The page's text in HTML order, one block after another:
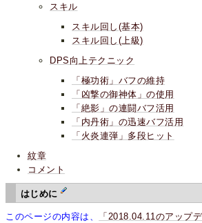
スキル
スキル回し(基本)
スキル回し(上級)
DPS向上テクニック
「極功術」バフの維持
「凶撃の御神体」の使用
「絶影」の連闘バフ活用
「内丹術」の迅速バフ活用
「火炎連弾」多段ヒット
紋章
コメント
はじめに
このページの内容は、 「2018.04.11のアップデ